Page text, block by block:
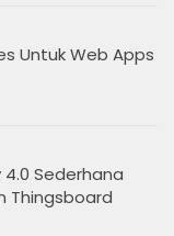
Untuk Web Apps
Sederhana
Thingsboard